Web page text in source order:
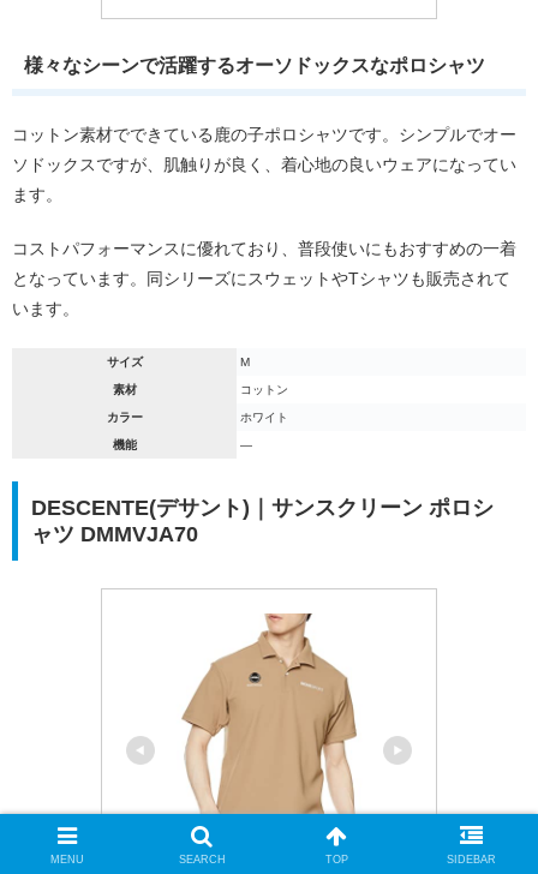
様々なシーンで活躍するオーソドックスなポロシャツ
コットン素材でできている鹿の子ポロシャツです。シンプルでオー
ソドックスですが、肌触りが良く、着心地の良いウェアになってい
ます。
コストパフォーマンスに優れており、普段使いにもおすすめの一着
となっています。同シリーズにスウェットやTシャツも販売されて
います。
サイズ M
素材 コットン
カラー ホワイト
機能 ―
DESCENTE(デサント)｜サンスクリーン ポロシ
ャツ DMMVJA70
MENU SEARCH TOP SIDEBAR